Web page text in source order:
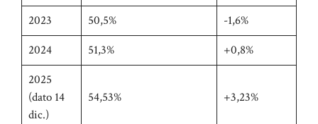
2023
50,5%
-1,6%
2024
51,3%
+0,8%
2025
(dato 14
dic.)
54,53% +3,23%